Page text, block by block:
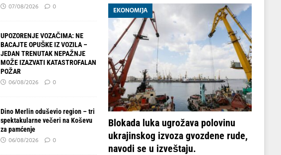
07/08/2026 0
UPOZORENJE VOZAČIMA: NE
BACAJTE OPUŠKE IZ VOZILA –
JEDAN TRENUTAK NEPAŽNJE
MOŽE IZAZVATI KATASTROFALAN
POŽAR
06/08/2026 0
Dino Merlin oduševio region – tri
spektakularne večeri na Koševu
za pamćenje
06/08/2026 0
EKONOMIJA
Blokada luka ugrožava polovinu
ukrajinskog izvoza gvozdene rude,
navodi se u izveštaju.